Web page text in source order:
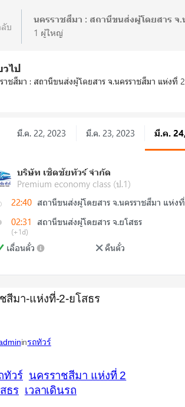
สีมา-แห่งที่-2-ยโสธร
inรถทัวร์
ทัวร์ นครราชสีมา แห่งที่ 2
ธร เวลาเดินรถ